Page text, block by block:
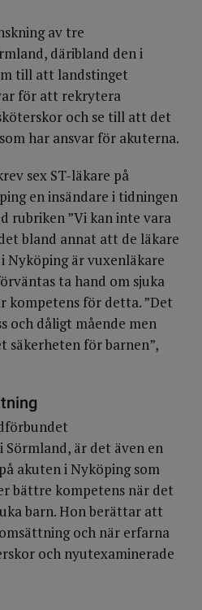
av tre
däribland den i
till att landstinget
för att rekrytera
och se till att det
har ansvar för akuterna.
sex ST-läkare på
en insändare i tidningen
rubriken ”Vi kan inte vara
bland annat att de läkare
Nyköping är vuxenläkare
ta hand om sjuka
kompetens för detta. ”Det
och dåligt mående men
för barnen”,
är det även en
akuten i Nyköping som
bättre kompetens när det
barn. Hon berättar att
och när erfarna
och nyutexaminerade